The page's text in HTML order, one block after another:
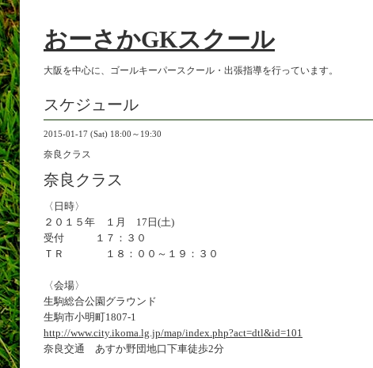
おーさかGKスクール
大阪を中心に、ゴールキーパースクール・出張指導を行っています。
スケジュール
2015-01-17 (Sat) 18:00～19:30
奈良クラス
奈良クラス
〈日時〉
２０１５年 １月 17日(土)
受付 １７：３０
ＴＲ １８：００～１９：３０
〈会場〉
生駒総合公園グラウンド
生駒市小明町1807-1
http://www.city.ikoma.lg.jp/map/index.php?act=dtl&id=101
奈良交通 あすか野団地口下車徒歩2分